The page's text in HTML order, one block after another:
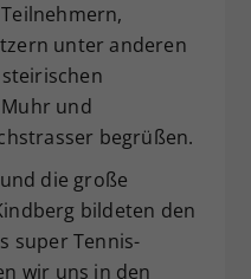
unter anderen
und
begrüßen.
die große
bildeten den
super Tennis-
wir uns in den